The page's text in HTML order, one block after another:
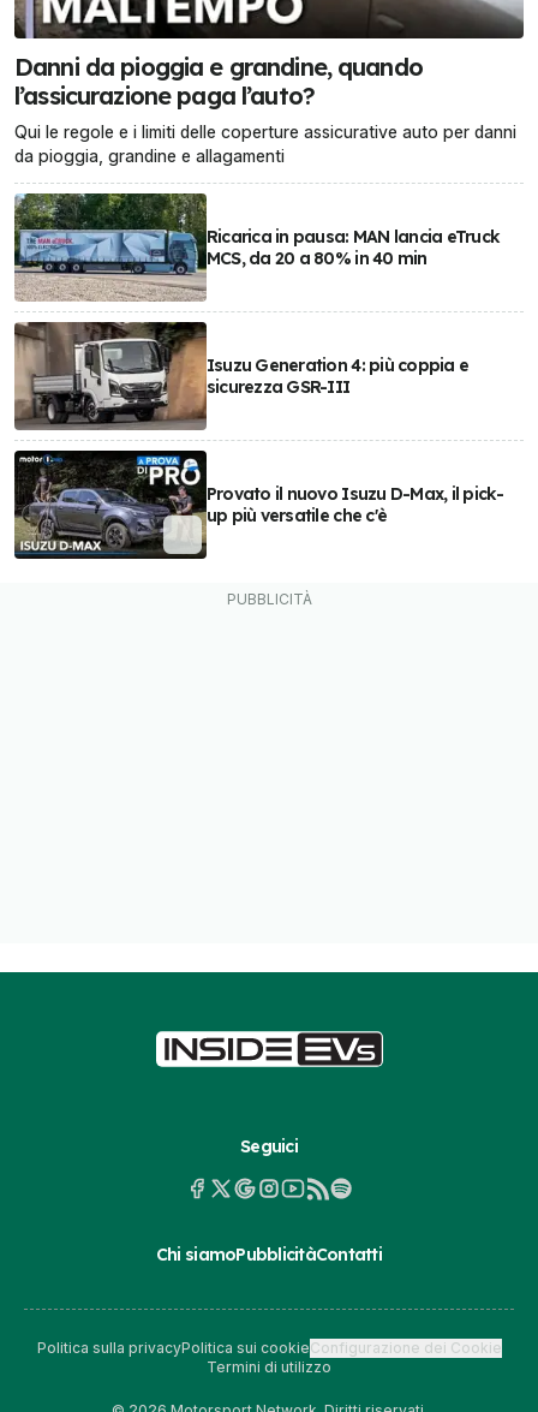
Danni da pioggia e grandine, quando
l’assicurazione paga l’auto?
Qui le regole e i limiti delle coperture assicurative auto per danni
da pioggia, grandine e allagamenti
Ricarica in pausa: MAN lancia eTruck
MCS, da 20 a 80% in 40 min
Isuzu Generation 4: più coppia e
sicurezza GSR-III
Provato il nuovo Isuzu D-Max, il pick-
up più versatile che c'è
Seguici
Chi siamoPubblicitàContatti
Politica sulla privacyPolitica sui cookieConfigurazione dei Cookie
Termini di utilizzo